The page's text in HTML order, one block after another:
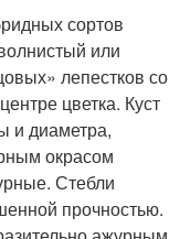
сортов
или
лепестков со
цветка. Куст
и диаметра,
окрасом
Стебли
прочностью.